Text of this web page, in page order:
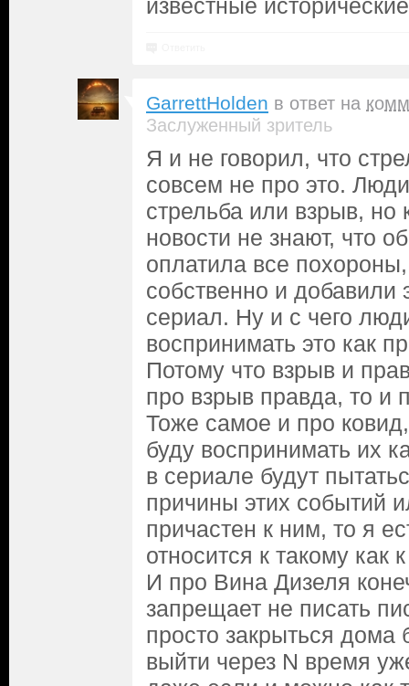
известные
GarrettHolden в ответ на
Заслуженный зритель
Я и не говорил, что
совсем не про это.
стрельба или взрыв, но
новости не знают, что
оплатила все
собственно и добавили
сериал. Ну и с чего
воспринимать это как
Потому что взрыв и
про взрыв правда, то и
Тоже самое и про
буду воспринимать их
в сериале будут
причины этих событий
причастен к ним, то я
относится к такому как
И про Вина Дизеля
запрещает не писать
просто закрыться дома
выйти через N время